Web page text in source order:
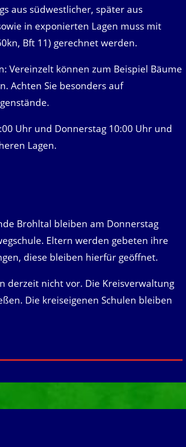
aus südwestlicher, später aus
in exponierten Lagen muss mit
Bft 11) gerechnet werden.
Vereinzelt können zum Beispiel Bäume
Achten Sie besonders auf
Uhr und Donnerstag 10:00 Uhr und
Lagen.
Brohltal bleiben am Donnerstag
Eltern werden gebeten ihre
diese bleiben hierfür geöffnet.
derzeit nicht vor. Die Kreisverwaltung
Die kreiseigenen Schulen bleiben